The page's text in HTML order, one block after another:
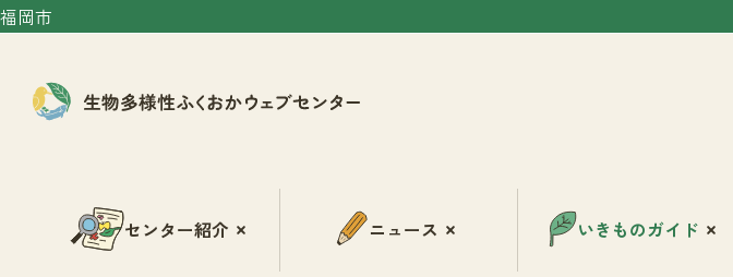
福岡市
センター紹介 ニュース いきものガイド